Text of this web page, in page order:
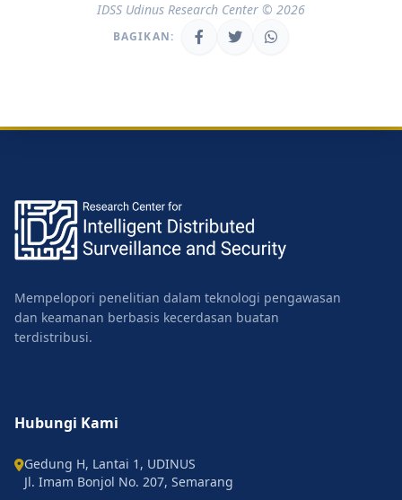
IDSS Udinus Research Center © 2026
BAGIKAN:
Mempelopori penelitian dalam teknologi pengawasan
dan keamanan berbasis kecerdasan buatan
terdistribusi.
Hubungi Kami
Gedung H, Lantai 1, UDINUS
Jl. Imam Bonjol No. 207, Semarang